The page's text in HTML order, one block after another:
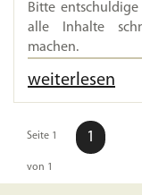
Bitte
alle Inhalte
machen.
weiterlesen
Seite 1
von 1
1